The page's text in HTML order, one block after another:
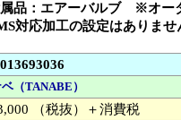
品：エアーバルブ ※オー
対応加工の設定はありま
（TANABE）
（税抜）＋消費税